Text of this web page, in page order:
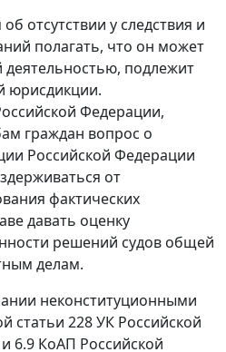
отсутствии у следствия и
полагать, что он может
деятельностью, подлежит
юрисдикции.
Федерации,
граждан вопрос о
Российской Федерации
от
фактических
давать оценку
решений судов общей
делам.
неконституционными
статьи 228УК Российской
и 6.9 КоАП Российской